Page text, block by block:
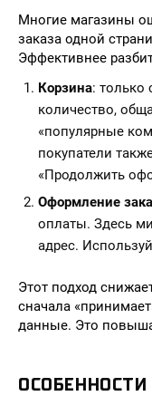
Многие магазины
заказа одной
Эффективнее
Корзина: только
количество,
«популярные
покупатели
«Продолжить
Оформление
оплаты. Здесь
адрес.
Этот подход
сначала
данные. Это